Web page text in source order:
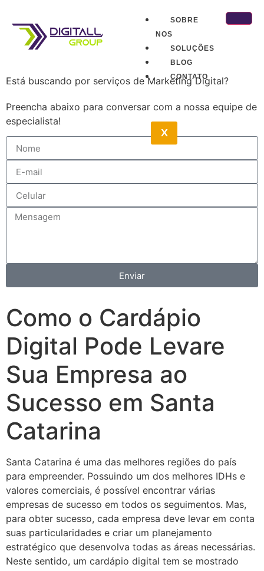
SOBRE
NOS
SOLUÇÕES
BLOG
CONTATO
X
Está buscando por serviços de Marketing Digital?
Preencha abaixo para conversar com a nossa equipe de
especialista!
Enviar
Como o Cardápio
Digital Pode Levare
Sua Empresa ao
Sucesso em Santa
Catarina
Santa Catarina é uma das melhores regiões do país
para empreender. Possuindo um dos melhores IDHs e
valores comerciais, é possível encontrar várias
empresas de sucesso em todos os seguimentos. Mas,
para obter sucesso, cada empresa deve levar em conta
suas particularidades e criar um planejamento
estratégico que desenvolva todas as áreas necessárias.
Neste sentido, um cardápio digital tem se mostrado